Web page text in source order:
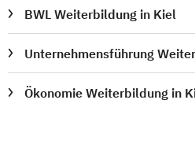
BWL Weiterbildung in Kiel
Unternehmensführung
Ökonomie Weiterbildung in